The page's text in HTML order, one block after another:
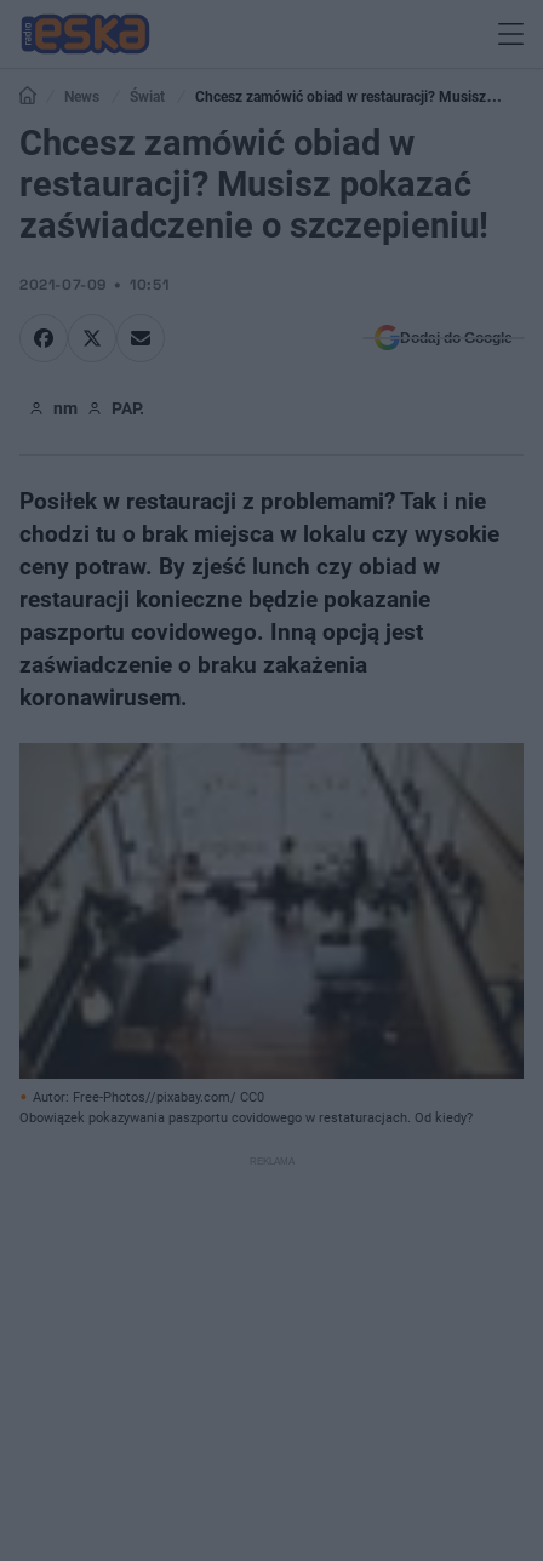
News Świat
Chcesz zamówić obiad w restauracji? Musisz
pokazać zaświadczenie o szczepieniu!
Chcesz zamówić obiad w
restauracji? Musisz pokazać
zaświadczenie o szczepieniu!
2021-07-09 10:51
Dodaj do Google
nm PAP.
Posiłek w restauracji z problemami? Tak i nie
chodzi tu o brak miejsca w lokalu czy wysokie
ceny potraw. By zjeść lunch czy obiad w
restauracji konieczne będzie pokazanie
paszportu covidowego. Inną opcją jest
zaświadczenie o braku zakażenia
koronawirusem.
Autor: Free-Photos//pixabay.com/ CC0
Obowiązek pokazywania paszportu covidowego w restaturacjach. Od kiedy?